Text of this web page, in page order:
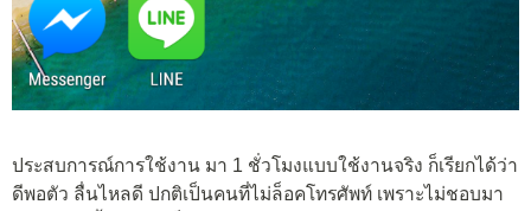
ประสบการณ์การใช้งาน มา 1 ชั่วโมงแบบใช้งานจริง ก็เรียกได้ว่า
ดีพอตัว ลื่นไหลดี ปกติเป็นคนที่ไม่ล็อคโทรศัพท์ เพราะไม่ชอบมา